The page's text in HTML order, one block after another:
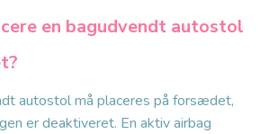
en bagudvendt autostol
autostol må placeres på forsædet,
er deaktiveret. En aktiv airbag